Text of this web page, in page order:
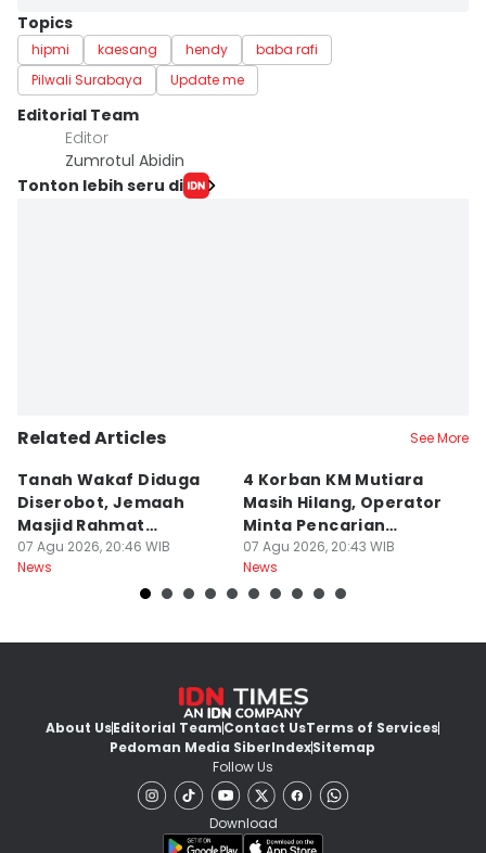
Topics
hipmi kaesang hendy
baba rafi
Pilwali Surabaya
Update me
Editorial Team
Editor
Zumrotul Abidin
Tonton lebih seru di
Related Articles See More
Tanah Wakaf Diduga
Diserobot, Jemaah
Masjid Rahmat
Surabaya Protes
07 Agu 2026, 20:46 WIB
News
4 Korban KM Mutiara
Masih Hilang, Operator
Minta Pencarian
Dilanjut
07 Agu 2026, 20:43 WIB
News
About UsEditorial TeamContact UsTerms of Services
Pedoman Media SiberIndexSitemap
Follow Us
Download